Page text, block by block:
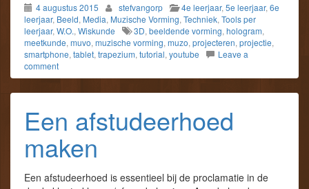
4 augustus 2015 stefvangorp 4e leerjaar, 5e leerjaar, 6e
leerjaar, Beeld, Media, Muzische Vorming, Techniek, Tools per
leerjaar, W.O., Wiskunde 3D, beeldende vorming, hologram,
meetkunde, muvo, muzische vorming, muzo, projecteren, projectie,
smartphone, tablet, trapezium, tutorial, youtube
Leave a
comment
Een afstudeerhoed
maken
Een afstudeerhoed is essentieel bij de proclamatie in de